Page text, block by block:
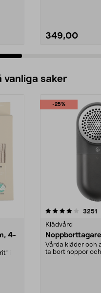
349,00
vanliga saker
4-
i
-25%
3251
Klädvård
Vårda kläder och
ta bort noppor
4.5av 5